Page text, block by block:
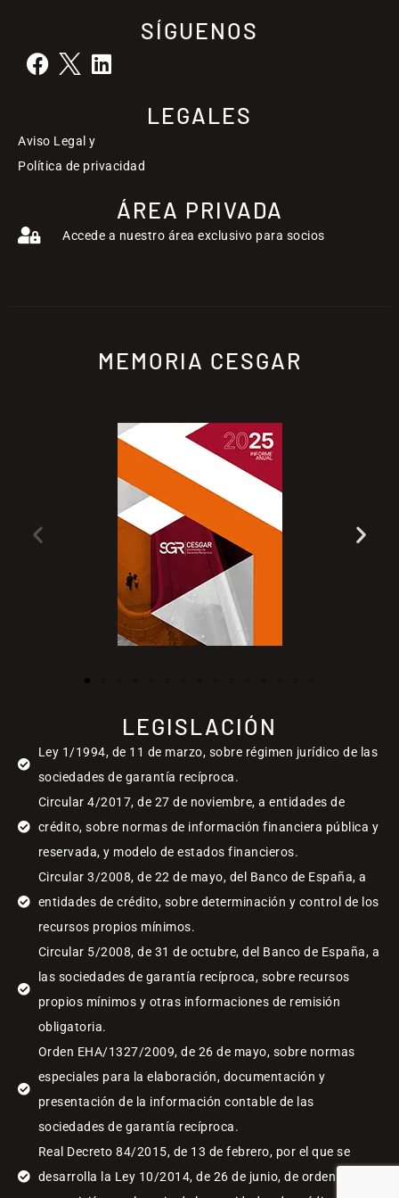
SÍGUENOS
LEGALES
Aviso Legal y
Política de privacidad
ÁREA PRIVADA
Accede a nuestro área exclusivo para socios
MEMORIA CESGAR
LEGISLACIÓN
Ley 1/1994, de 11 de marzo, sobre régimen jurídico de las
sociedades de garantía recíproca.
Circular 4/2017, de 27 de noviembre, a entidades de
crédito, sobre normas de información financiera pública y
reservada, y modelo de estados financieros.
Circular 3/2008, de 22 de mayo, del Banco de España, a
entidades de crédito, sobre determinación y control de los
recursos propios mínimos.
Circular 5/2008, de 31 de octubre, del Banco de España, a
las sociedades de garantía recíproca, sobre recursos
propios mínimos y otras informaciones de remisión
obligatoria.
Orden EHA/1327/2009, de 26 de mayo, sobre normas
especiales para la elaboración, documentación y
presentación de la información contable de las
sociedades de garantía recíproca.
Real Decreto 84/2015, de 13 de febrero, por el que se
desarrolla la Ley 10/2014, de 26 de junio, de ordenación,